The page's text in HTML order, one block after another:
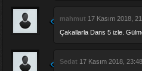
mahmut 17 Kasım 2018,
Çakallarla Dans 5 izle.
Sedat 17 Kasım 2018,